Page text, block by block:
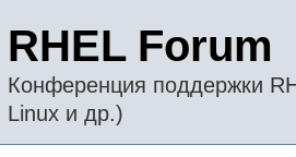
RHEL Forum
Конференция поддержки
Linux и др.)